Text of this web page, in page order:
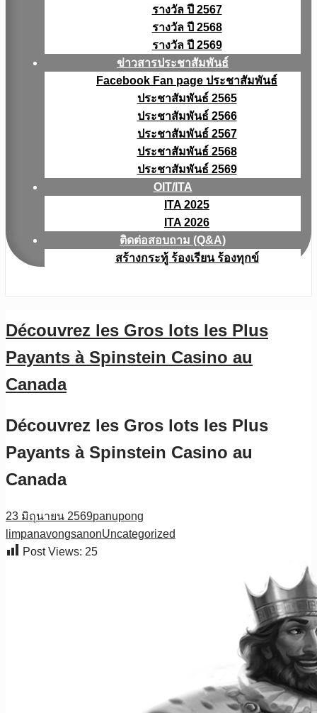
รางวัล ปี 2567
รางวัล ปี 2568
รางวัล ปี 2569
ข่าวสารประชาสัมพันธ์
Facebook Fan page ประชาสัมพันธ์
ประชาสัมพันธ์ 2565
ประชาสัมพันธ์ 2566
ประชาสัมพันธ์ 2567
ประชาสัมพันธ์ 2568
ประชาสัมพันธ์ 2569
OIT/ITA
ITA 2025
ITA 2026
ติดต่อสอบถาม (Q&A)
สร้างกระทู้ ร้องเรียน ร้องทุกข์
Découvrez les Gros lots les Plus
Payants à Spinstein Casino au
Canada
Découvrez les Gros lots les Plus
Payants à Spinstein Casino au
Canada
23 มิถุนายน 2569panupong
limpanavongsanonUncategorized
Post Views: 25